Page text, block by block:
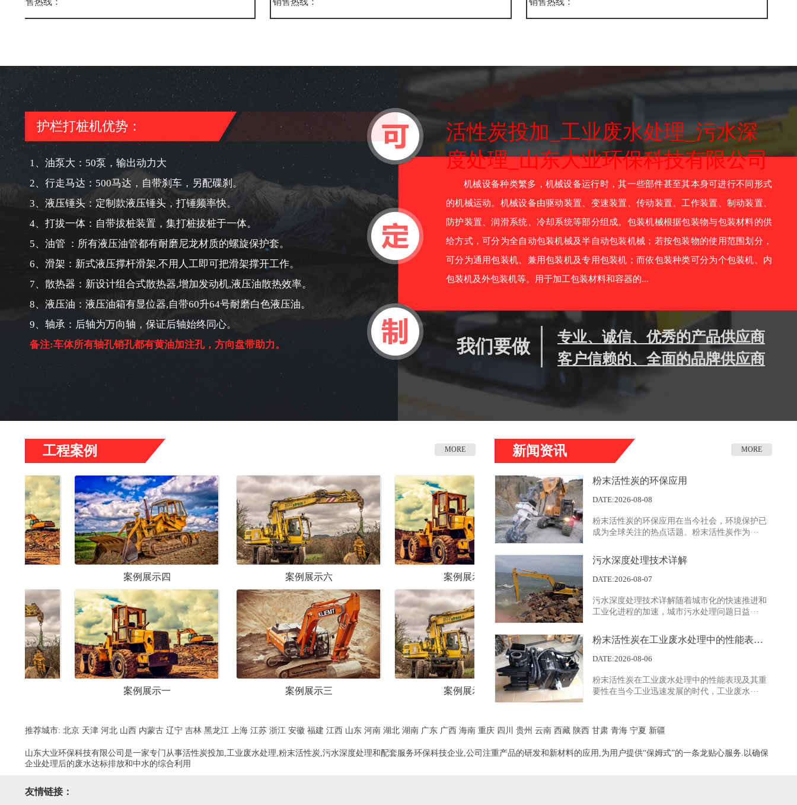
护栏打桩机优势：
1、油泵大：50泵，输出动力大
2、行走马达：500马达，自带刹车，另配碟刹。
3、液压锤头：定制款液压锤头，打锤频率快。
4、打拔一体：自带拔桩装置，集打桩拔桩于一体。
5、油管 ：所有液压油管都有耐磨尼龙材质的螺旋保护套。
6、滑架：新式液压撑杆滑架,不用人工即可把滑架撑开工作。
7、散热器：新设计组合式散热器,增加发动机,液压油散热效率。
8、液压油：液压油箱有显位器,自带60升64号耐磨白色液压油。
9、轴承：后轴为万向轴，保证后轴始终同心。
备注:车体所有轴孔销孔都有黄油加注孔，方向盘带助力。
活性炭投加_工业废水处理_污水深
度处理_山东大业环保科技有限公司
机械设备种类繁多，机械设备运行时，其一些部件甚至其本身可进行不同形式
的机械运动。机械设备由驱动装置、变速装置、传动装置、工作装置、制动装置、
防护装置、润滑系统、冷却系统等部分组成。包装机械根据包装物与包装材料的供
给方式，可分为全自动包装机械及半自动包装机械；若按包装物的使用范围划分，
可分为通用包装机、兼用包装机及专用包装机；而依包装种类可分为个包装机、内
包装机及外包装机等。用于加工包装材料和容器的...
我们要做
专业、诚信、优秀的产品供应商
客户信赖的、全面的品牌供应商
工程案例 MORE
案例展示四
案例展示一
新闻资讯 MORE
粉末活性炭的环保应用
DATE:2026-08-08
粉末活性炭的环保应用在当今社会，环境保护已
成为全球关注的热点话题。粉末活性炭作为···
污水深度处理技术详解
DATE:2026-08-07
污水深度处理技术详解随着城市化的快速推进和
工业化进程的加速，城市污水处理问题日益···
粉末活性炭在工业废水处理中的性能表现及其重要性
DATE:2026-08-06
粉末活性炭在工业废水处理中的性能表现及其重
要性在当今工业迅速发展的时代，工业废水···
推荐城市: 北京 天津 河北 山西 内蒙古 辽宁 吉林 黑龙江 上海 江苏 浙江 安徽 福建 江西 山东 河南 湖北 湖南 广东 广西 海南 重庆 四川 贵州 云南 西藏 陕西 甘肃 青海 宁夏 新疆
山东大业环保科技有限公司是一家专门从事活性炭投加,工业废水处理,粉末活性炭,污水深度处理和配套服务环保科技企业,公司注重产品的研发和新材料的应用,为用户提供“保姆式”的一条龙贴心服务.以确保
企业处理后的废水达标排放和中水的综合利用
友情链接：